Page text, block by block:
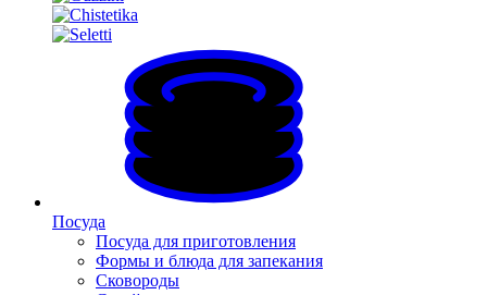
Посуда
Посуда для приготовления
Формы и блюда для запекания
Сковороды